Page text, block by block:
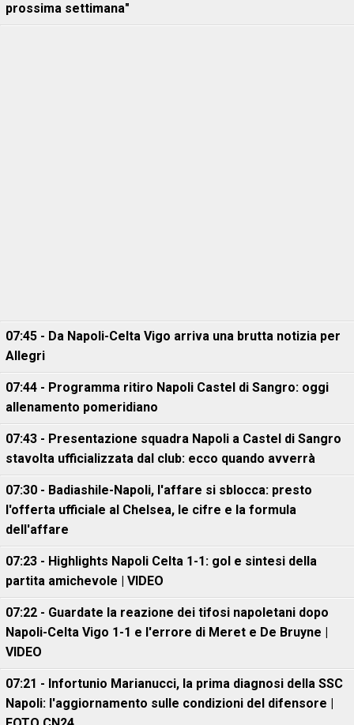
prossima settimana"
07:45 - Da Napoli-Celta Vigo arriva una brutta notizia per
Allegri
07:44 - Programma ritiro Napoli Castel di Sangro: oggi
allenamento pomeridiano
07:43 - Presentazione squadra Napoli a Castel di Sangro
stavolta ufficializzata dal club: ecco quando avverrà
07:30 - Badiashile-Napoli, l'affare si sblocca: presto
l'offerta ufficiale al Chelsea, le cifre e la formula
dell'affare
07:23 - Highlights Napoli Celta 1-1: gol e sintesi della
partita amichevole | VIDEO
07:22 - Guardate la reazione dei tifosi napoletani dopo
Napoli-Celta Vigo 1-1 e l'errore di Meret e De Bruyne |
VIDEO
07:21 - Infortunio Marianucci, la prima diagnosi della SSC
Napoli: l'aggiornamento sulle condizioni del difensore |